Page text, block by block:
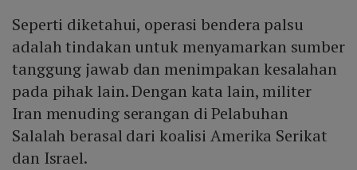
Seperti diketahui, operasi bendera palsu
adalah tindakan untuk menyamarkan sumber
tanggung jawab dan menimpakan kesalahan
pada pihak lain. Dengan kata lain, militer
Iran menuding serangan di Pelabuhan
Salalah berasal dari koalisi Amerika Serikat
dan Israel.